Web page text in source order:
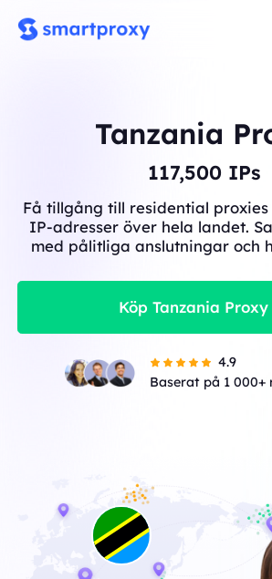
Tanzania
117,500 IPs
Få tillgång till residential proxies
IP-adresser över hela landet.
med pålitliga anslutningar och
Köp Tanzania Proxy
4.9
Baserat på 1 000+